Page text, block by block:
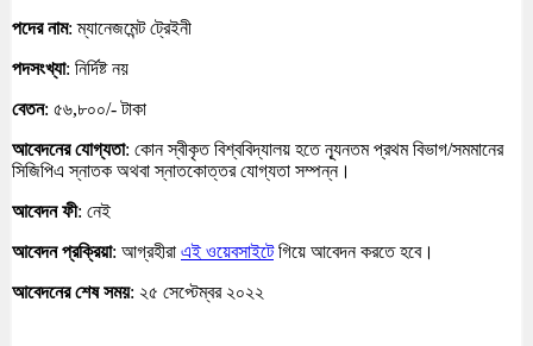
পদের নাম: ম্যানেজমেন্ট ট্রেইনী
পদসংখ্যা: নির্দিষ্ট নয়
বেতন: ৫৬,৮০০/- টাকা
আবেদনের যোগ্যতা: কোন স্বীকৃত বিশ্ববিদ্যালয় হতে ন্যূনতম প্রথম বিভাগ/সমমানের
সিজিপিএ স্নাতক অথবা স্নাতকোত্তর যোগ্যতা সম্পন্ন।
আবেদন ফী: নেই
আবেদন প্রক্রিয়া: আগ্রহীরা এই ওয়েবসাইটেগিয়ে আবেদন করতে হবে।
আবেদনের শেষ সময়: ২৫ সেপ্টেম্বর ২০২২